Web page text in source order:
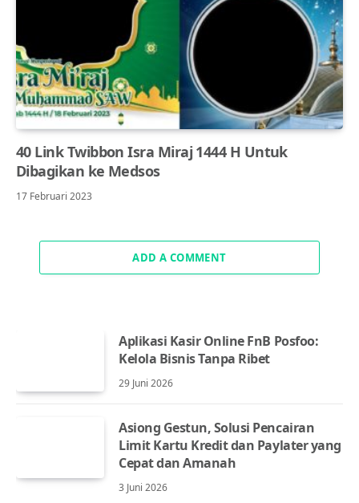
40 Link Twibbon Isra Miraj 1444 H Untuk
Dibagikan ke Medsos
17 Februari 2023
ADD A COMMENT
Aplikasi Kasir Online FnB Posfoo:
Kelola Bisnis Tanpa Ribet
29 Juni 2026
Asiong Gestun, Solusi Pencairan
Limit Kartu Kredit dan Paylater yang
Cepat dan Amanah
3 Juni 2026